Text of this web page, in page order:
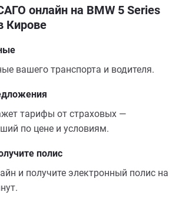
онлайн на BMW 5 Series
Кирове
вашего транспорта и водителя.
тарифы от страховых —
по цене и условиям.
полис
и получите электронный полис на